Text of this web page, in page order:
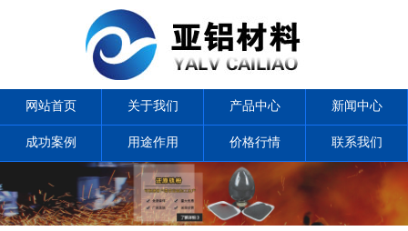
网站首页 关于我们 产品中心 新闻中心
成功案例 用途作用 价格行情 联系我们